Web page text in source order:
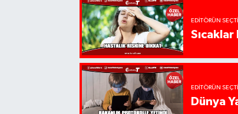
EDITÖRÜN
EDITÖRÜN
Dünya